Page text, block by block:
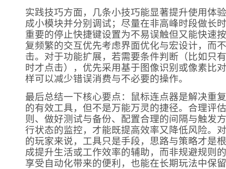
实践技巧方面，几条小技巧能显著提升使用体
成小模块并分别调试；尽量在非高峰时段做长
重要的停止快捷键设置为不易误触但又能快速
复频繁的交互优先考虑界面优化与宏设计，而
击。对于功能扩展，若需要条件判断（比如只
时才点击），优先采用基于图像识别或像素比
样可以减少错误消费与不必要的操作。
最后总结一下核心要点：鼠标连点器是解决重
的有效工具，但不是万能万灵的捷径。合理评
则、做好测试与备份、配置合理的间隔与触发
行状态的监控，才能既提高效率又降低风险。
的玩家来说，工具只是手段，思路与策略才是
成提升生活或工作效率的辅助，而非规避规则
享受自动化带来的便利，也能在长期玩法中保